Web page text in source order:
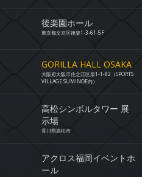
後楽園ホール
東京都文京区後楽1-3-61-5F
GORILLA HALL OSAKA
大阪府大阪市住之江区泉1-1-82（SPORTS
VILLAGE SUMINOE内）
高松シンボルタワー 展
示場
香川県高松市
アクロス福岡イベントホ
ール